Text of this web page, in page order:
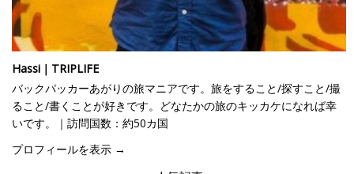
Hassi｜TRIPLIFE
バックパッカーあがりの旅マニアです。旅をすること/探すこと/撮
ること/書くことが好きです。どなたかの旅のキッカケになれば幸
いです。｜訪問国数：約50カ国
プロフィールを表示 →